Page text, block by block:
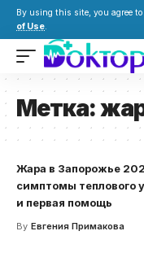
By using this site, you agree
of Use.
Метка:
Жара в Запорожье
симптомы теплового
и первая помощь
By Евгения Примакова